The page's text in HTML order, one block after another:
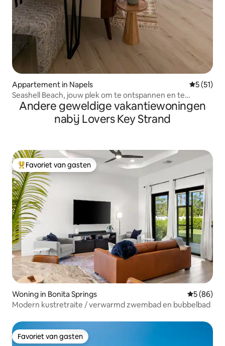
Appartement in Napels
5 (51)
Seashell Beach, jouw plek om te ontspannen en te
genieten.
Andere geweldige vakantiewoningen
nabij Lovers Key Strand
Topfavoriet van gasten
Favoriet van gasten
Woning in Bonita Springs
5 (86)
Modern kustretraite / verwarmd zwembad en bubbelbad
Favoriet van gasten
Favoriet van gasten